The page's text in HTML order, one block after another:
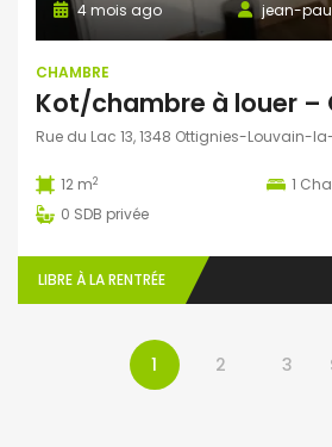
jean-
4 mois ago
CHAMBRE
Rue du Lac 13, 1348 Ottignies-Louvain-
12 m2 1
0 SDB privée
LIBRE À LA RENTRÉE
1 2 3